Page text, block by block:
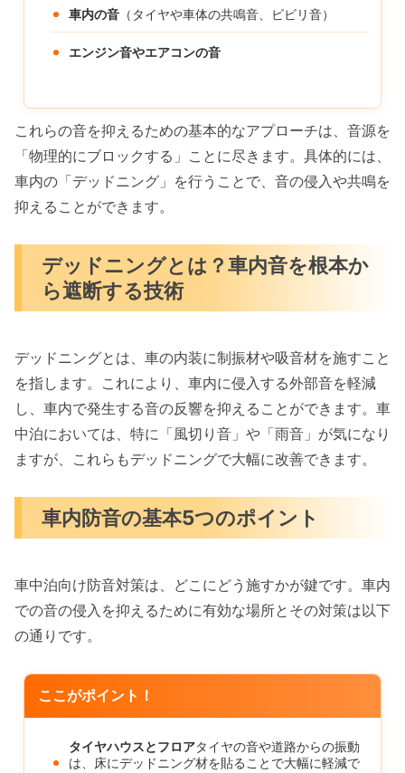
車内の音 （タイヤや車体の共鳴音、ビビリ音）
エンジン音やエアコンの音
これらの音を抑えるための基本的なアプローチは、音源を
「物理的にブロックする」ことに尽きます。具体的には、
車内の「デッドニング」を行うことで、音の侵入や共鳴を
抑えることができます。
デッドニングとは？車内音を根本か
ら遮断する技術
デッドニングとは、車の内装に制振材や吸音材を施すこと
を指します。これにより、車内に侵入する外部音を軽減
し、車内で発生する音の反響を抑えることができます。車
中泊においては、特に「風切り音」や「雨音」が気になり
ますが、これらもデッドニングで大幅に改善できます。
車内防音の基本5つのポイント
車中泊向け防音対策は、どこにどう施すかが鍵です。車内
での音の侵入を抑えるために有効な場所とその対策は以下
の通りです。
ここがポイント！
タイヤハウスとフロアタイヤの音や道路からの振動
は、床にデッドニング材を貼ることで大幅に軽減で